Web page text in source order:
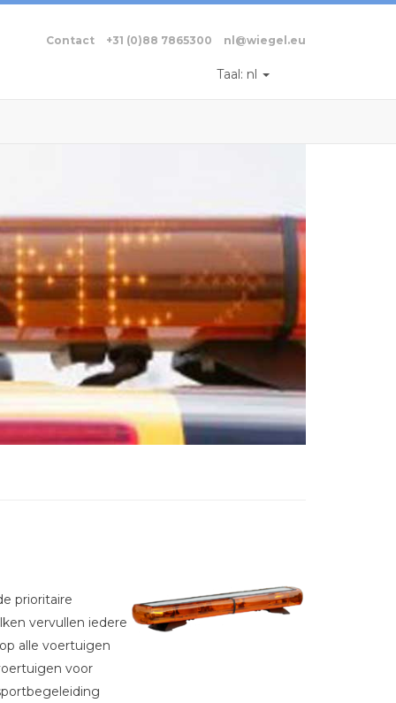
Contact +31 (0)88 7865300 nl@wiegel.eu
Taal: nl
prioritaire
vervullen iedere
alle voertuigen
voor